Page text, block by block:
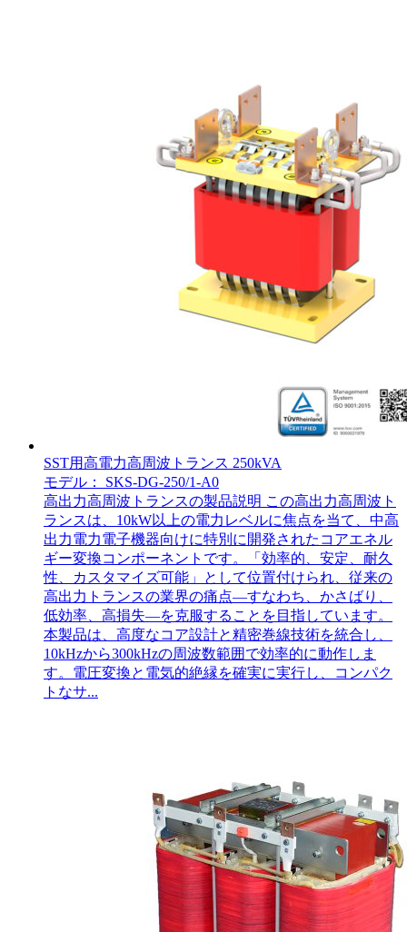
SST用高電力高周波トランス 250kVA
モデル： SKS-DG-250/1-A0
高出力高周波トランスの製品説明 この高出力高周波ト
ランスは、10kW以上の電力レベルに焦点を当て、中高
出力電力電子機器向けに特別に開発されたコアエネル
ギー変換コンポーネントです。「効率的、安定、耐久
性、カスタマイズ可能」として位置付けられ、従来の
高出力トランスの業界の痛点—すなわち、かさばり、
低効率、高損失—を克服することを目指しています。
本製品は、高度なコア設計と精密巻線技術を統合し、
10kHzから300kHzの周波数範囲で効率的に動作しま
す。電圧変換と電気的絶縁を確実に実行し、コンパク
トなサ...